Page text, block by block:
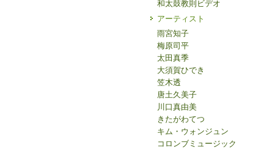
和太鼓教則ビデオ
アーティスト
雨宮知子
梅原司平
太田真季
大須賀ひでき
笠木透
唐土久美子
川口真由美
きたがわてつ
キム・ウォンジュン
コロンブミュージック